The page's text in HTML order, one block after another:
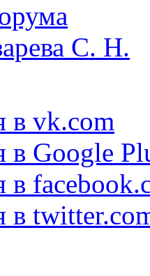
С. Н.
в vk.com
в Google
в
в